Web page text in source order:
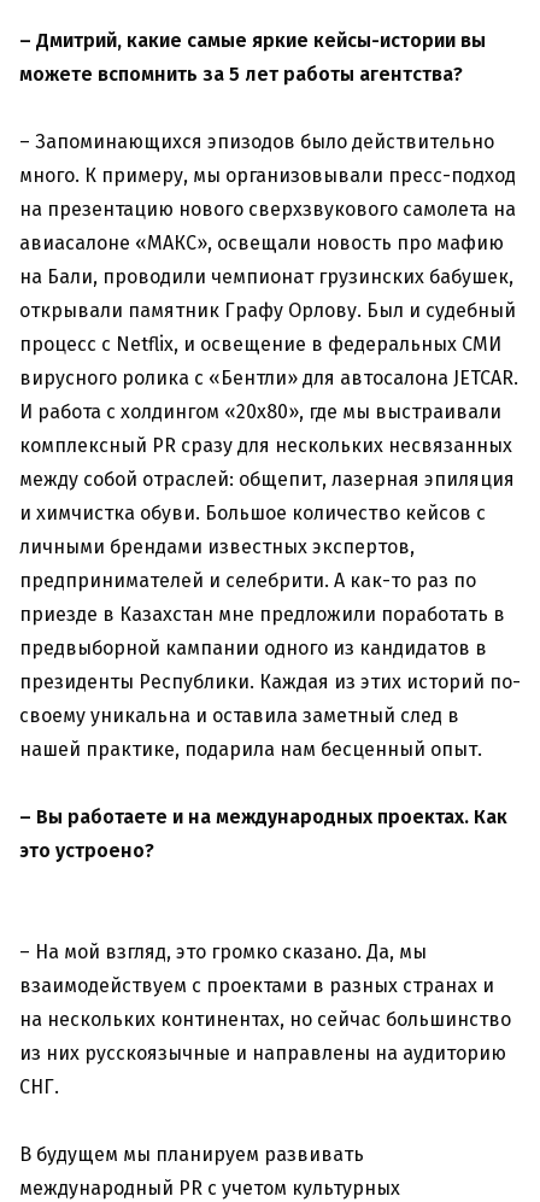
– Дмитрий, какие самые яркие кейсы-истории вы
можете вспомнить за 5 лет работы агентства?
– Запоминающихся эпизодов было действительно
много. К примеру, мы организовывали пресс-подход
на презентацию нового сверхзвукового самолета на
авиасалоне «МАКС», освещали новость про мафию
на Бали, проводили чемпионат грузинских бабушек,
открывали памятник Графу Орлову. Был и судебный
процесс с Netflix, и освещение в федеральных СМИ
вирусного ролика с «Бентли» для автосалона JETCAR.
И работа с холдингом «20х80», где мы выстраивали
комплексный PR сразу для нескольких несвязанных
между собой отраслей: общепит, лазерная эпиляция
и химчистка обуви. Большое количество кейсов с
личными брендами известных экспертов,
предпринимателей и селебрити. А как-то раз по
приезде в Казахстан мне предложили поработать в
предвыборной кампании одного из кандидатов в
президенты Республики. Каждая из этих историй по-
своему уникальна и оставила заметный след в
нашей практике, подарила нам бесценный опыт.
– Вы работаете и на международных проектах. Как
это устроено?
– На мой взгляд, это громко сказано. Да, мы
взаимодействуем с проектами в разных странах и
на нескольких континентах, но сейчас большинство
из них русскоязычные и направлены на аудиторию
СНГ.
В будущем мы планируем развивать
международный PR с учетом культурных